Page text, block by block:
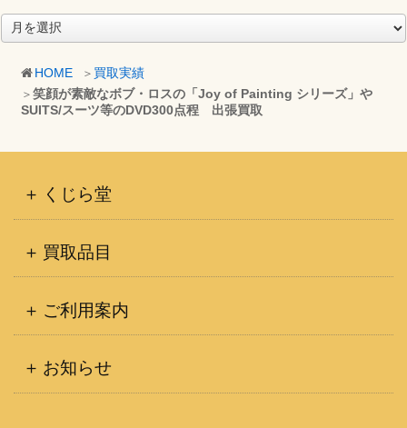
HOME
買取実績
笑顔が素敵なボブ・ロスの「Joy of Painting シリーズ」や
SUITS/スーツ等のDVD300点程 出張買取
ア
ー
くじら堂
買取品目
ご利用案内
お知らせ